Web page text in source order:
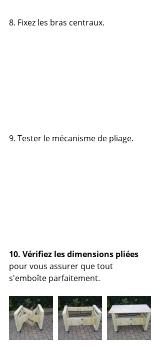
8. Fixez les bras centraux.
9. Tester le mécanisme de pliage.
10. Vérifiez les dimensions pliées
pour vous assurer que tout
s'emboîte parfaitement.